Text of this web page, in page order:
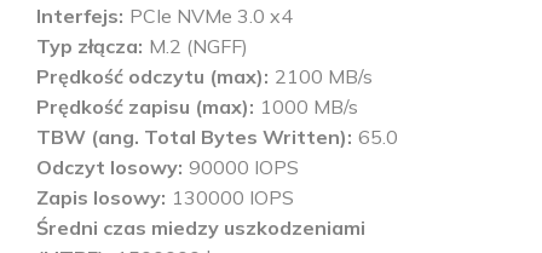
Interfejs PCIe NVMe 3.0 x4
Typ złącza M.2 (NGFF)
Prędkość odczytu (max) 2100 MB/s
Prędkość zapisu (max)
1000 MB/s
TBW (ang. Total Bytes Written) 65.0
Odczyt losowy 90000 IOPS
Zapis losowy 130000 IOPS
Średni czas miedzy uszkodzeniami